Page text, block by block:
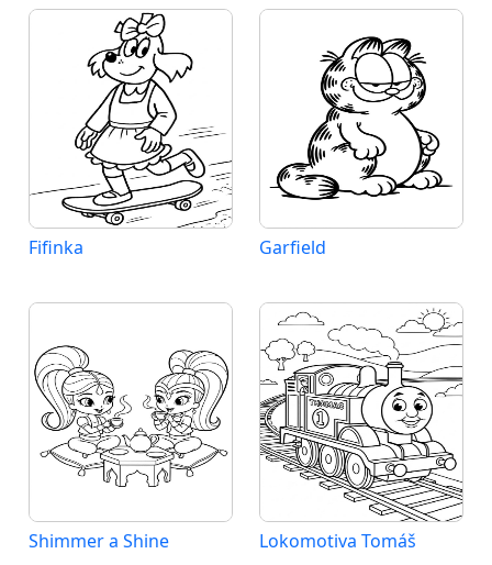
Fifinka Garfield
Shimmer a Shine Lokomotiva Tomáš